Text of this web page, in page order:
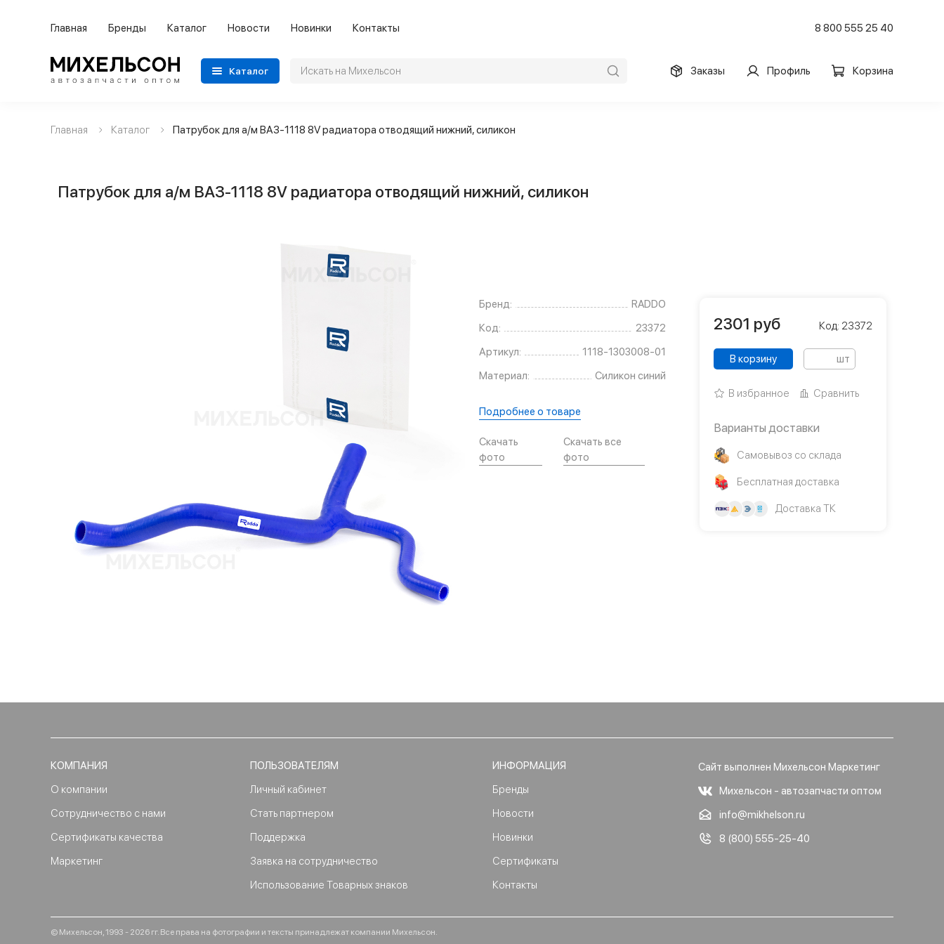
Главная Бренды Каталог Новости Новинки Контакты 8 800 555 25 40
Каталог Заказы Профиль Корзина
Применяемость
Категории автозапчастей
Главная Каталог Патрубок для а/м ВАЗ-1118 8V радиатора отводящий нижний, силикон
Патрубок для а/м ВАЗ-1118 8V радиатора отводящий нижний, силикон
Бренд:
RADDO
Код:
23372
Артикул:
1118-1303008-01
Материал:
Силикон синий
Подробнее о товаре
Скачать
фото
Скачать все
фото
2301 руб Код: 23372
В корзину шт
В избранное Сравнить
Варианты доставки
Самовывоз со склада
Бесплатная доставка
Доставка ТК
КОМПАНИЯ
О компании
Сотрудничество с нами
Сертификаты качества
Маркетинг
ПОЛЬЗОВАТЕЛЯМ
Личный кабинет
Стать партнером
Поддержка
Заявка на сотрудничество
Использование Товарных знаков
ИНФОРМАЦИЯ
Бренды
Новости
Новинки
Сертификаты
Контакты
Сайт выполнен Михельсон Маркетинг
Михельсон - автозапчасти оптом
info@mikhelson.ru
8 (800) 555-25-40
© Михельсон, 1993 - 2026 гг. Все права на фотографии и тексты принадлежат компании Михельсон.